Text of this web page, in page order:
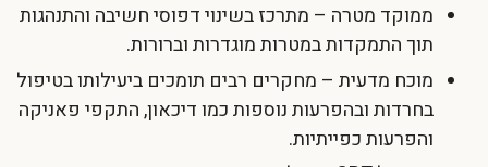
ממוקד מטרה – מתרכז בשינוי דפוסי חשיבה והתנהגות
תוך התמקדות במטרות מוגדרות וברורות.
מוכח מדעית – מחקרים רבים תומכים ביעילותו בטיפול
בחרדות ובהפרעות נוספות כמו דיכאון, התקפי פאניקה
והפרעות כפייתיות.